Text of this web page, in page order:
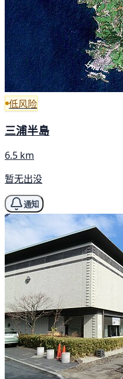
低风险
三浦半島
6.5 km
暂无出没
通知